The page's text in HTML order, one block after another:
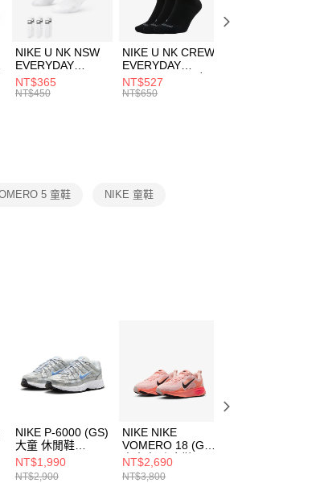
訊認證並確認金額後，即可完成結帳。
您將收到繳費通知簡訊。
後14天內，點擊此簡訊中的連結，可透過四大超商
多元方式進行付款，方視為交易完成。
成當下不需立刻繳費，但若您需要取消訂單，請聯
經商家同意取消之訂單仍視為有效，需透過AFTEE
。
份有限公司提供之「AFTEE先享後付」服務完成之
要範圍內提供個人資料，並將交易相關給付款項請
事宜，請瀏覽以下網址：
公司將有權停止該用戶之使用額度並採取法律行
含以上)免運費
含以上)免運費
NIKE U NK NSW
EVERYDAY
ESSENTIAL CR
男女 短統襪
NT$365
NT$450
NIKE U NK CREW
EVERYDAY
BBALL 3PR 男女
長統襪
NT$527
NT$650
5 童鞋 NIKE 童鞋
NIKE P-6000 (GS)
大童 休閒鞋
HV5064007
NT$1,990
NT$2,900
NIKE NIKE
VOMERO 18 (GS)
中大童 跑步鞋
HQ2157600
NT$2,690
NT$3,800